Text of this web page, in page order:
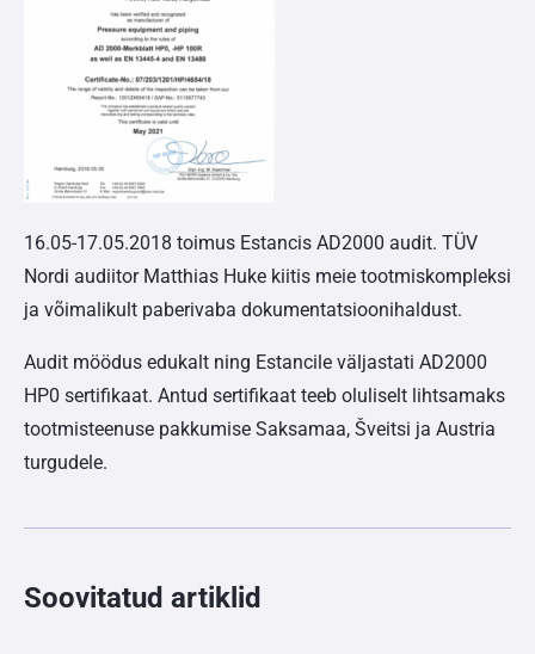
16.05-17.05.2018 toimus Estancis AD2000 audit. TÜV
Nordi audiitor Matthias Huke kiitis meie tootmiskompleksi
ja võimalikult paberivaba dokumentatsioonihaldust.
Audit möödus edukalt ning Estancile väljastati AD2000
HP0 sertifikaat. Antud sertifikaat teeb oluliselt lihtsamaks
tootmisteenuse pakkumise Saksamaa, Šveitsi ja Austria
turgudele.
Soovitatud artiklid